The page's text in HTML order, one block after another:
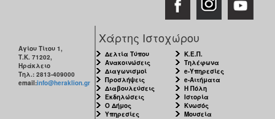
Αγίου Τίτου 1,
Τ.Κ. 71202,
Ηράκλειο
Τηλ.: 2813-409000
email:info@heraklion.gr
Χάρτης Ιστοχώρου
Δελτία Τύπου
Ανακοινώσεις
Διαγωνισμοί
Προσλήψεις
Διαβουλεύσεις
Εκδηλώσεις
Ο Δήμος
Υπηρεσίες
Κ.Ε.Π.
Τηλέφωνα
e-Υπηρεσίες
e-Αιτήματα
Η Πόλη
Ιστορία
Κνωσός
Μουσεία